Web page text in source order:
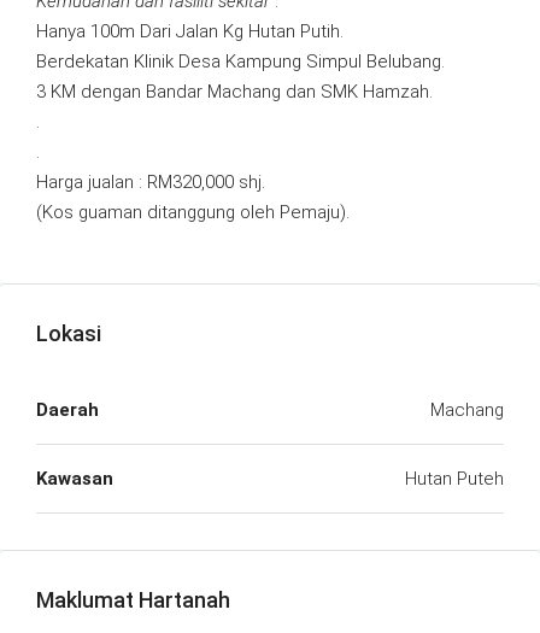
Hanya 100m Dari Jalan Kg Hutan Putih.
Berdekatan Klinik Desa Kampung Simpul Belubang.
3 KM dengan Bandar Machang dan SMK Hamzah.
.
.
Harga jualan : RM320,000 shj.
(Kos guaman ditanggung oleh Pemaju).
Lokasi
Daerah Machang
Kawasan Hutan Puteh
Maklumat Hartanah